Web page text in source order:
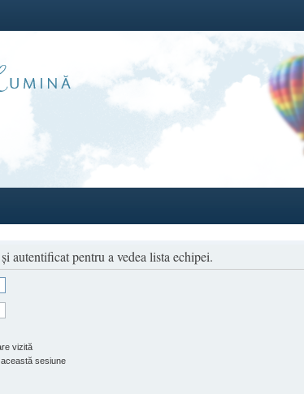
autentificat pentru a vedea lista echipei.
vizită
sesiune